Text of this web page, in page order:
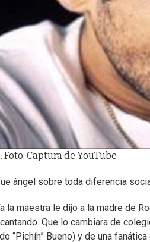
Captura de YouTube
ángel sobre toda diferencia
la maestra le dijo a la madre de
Que lo cambiara de
“Pichín” Bueno) y de una